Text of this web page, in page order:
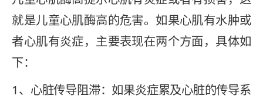
就是儿童心肌酶高的危害。如果心肌有水肿或
者心肌有炎症，主要表现在两个方面，具体如
下：
1、心脏传导阻滞：如果炎症累及心脏的传导系